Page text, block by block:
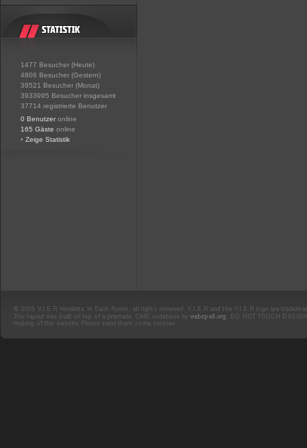
1477 Besucher (Heute)
4806 Besucher (Gestern)
39521 Besucher (Monat)
3933995 Besucher insgesamt
37714 registrierte Benutzer
0 Benutzer online
165 Gäste online
• Zeige Statistik